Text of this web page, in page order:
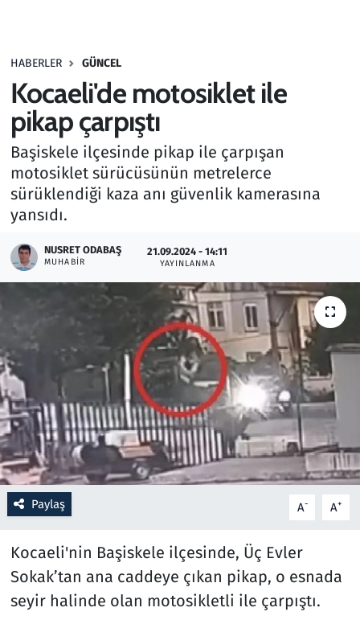
HABERLER GÜNCEL
Kocaeli'de motosiklet ile
pikap çarpıştı
Başiskele ilçesinde pikap ile çarpışan
motosiklet sürücüsünün metrelerce
sürüklendiği kaza anı güvenlik kamerasına
yansıdı.
NUSRET ODABAŞ
MUHABIR
21.09.2024 - 14:11
YAYINLANMA
Paylaş A- A+
Kocaeli'nin Başiskele ilçesinde, Üç Evler
Sokak’tan ana caddeye çıkan pikap, o esnada
seyir halinde olan motosikletli ile çarpıştı.
Haber
Kurumsal Haberler
Lezzet Durağı
Oyun
Ramazan
Resmi İlanlar
Rüya Tabirleri
Sağlık
Savunma Sanayi
Seçim 2023
Spor